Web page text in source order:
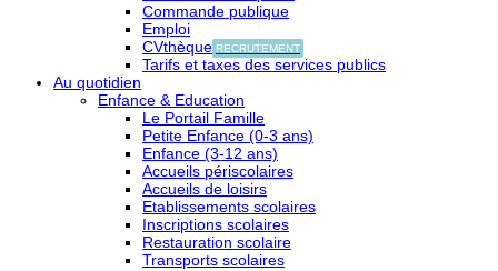
Commande publique
Emploi
CVthèque RECRUTEMENT
Tarifs et taxes des services publics
Au quotidien
Enfance & Education
Le Portail Famille
Petite Enfance (0-3 ans)
Enfance (3-12 ans)
Accueils périscolaires
Accueils de loisirs
Etablissements scolaires
Inscriptions scolaires
Restauration scolaire
Transports scolaires